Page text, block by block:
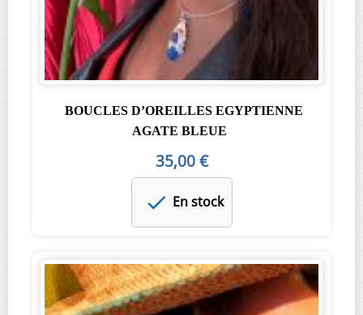
BOUCLES D’OREILLES EGYPTIENNE
AGATE BLEUE
35,00 €
En stock